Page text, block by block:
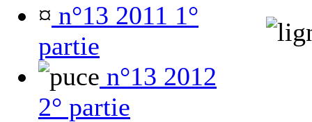
¤ n°13 2011 1°
partie
n°13 2012
2° partie